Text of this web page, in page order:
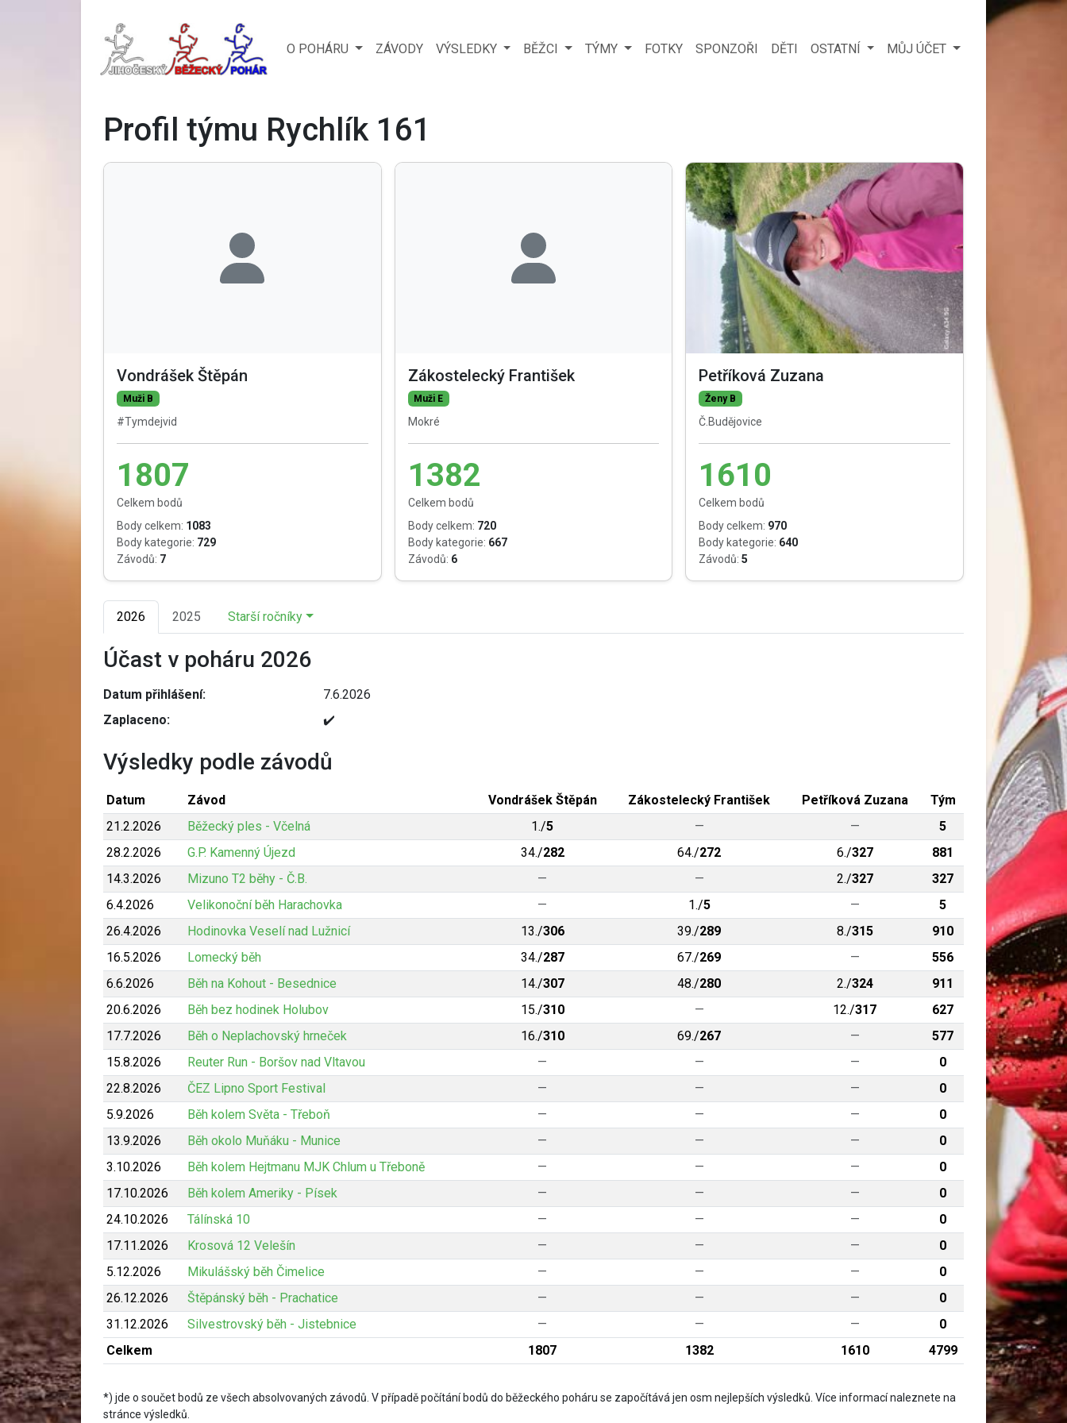
O POHÁRU ZÁVODY VÝSLEDKY BĚŽCI TÝMY FOTKY SPONZOŘI DĚTI OSTATNÍ MŮJ ÚČET
Profil týmu Rychlík 161
Vondrášek Štěpán
Muži B
#Tymdejvid
1807
Celkem bodů
Body celkem: 1083
Body kategorie: 729
Závodů: 7
Zákostelecký František
Muži E
Mokré
1382
Celkem bodů
Body celkem: 720
Body kategorie: 667
Závodů: 6
Petříková Zuzana
Ženy B
Č.Budějovice
1610
Celkem bodů
Body celkem: 970
Body kategorie: 640
Závodů: 5
2026 2025 Starší ročníky
Účast v poháru 2026
Datum přihlášení:
7.6.2026
Zaplaceno:
✔️
Výsledky podle závodů
Datum Závod Vondrášek Štěpán Zákostelecký František Petříková Zuzana
Tým
21.2.2026
Běžecký ples - Včelná 1./5 — —
5
28.2.2026
G.P. Kamenný Újezd 34./282 64./272 6./327
881
14.3.2026
Mizuno T2 běhy - Č.B. — — 2./327
327
6.4.2026
Velikonoční běh Harachovka — 1./5 —
5
26.4.2026
Hodinovka Veselí nad Lužnicí 13./306 39./289 8./315
910
16.5.2026
Lomecký běh 34./287 67./269 —
556
6.6.2026
Běh na Kohout - Besednice 14./307 48./280 2./324
911
20.6.2026
Běh bez hodinek Holubov 15./310 — 12./317
627
17.7.2026
Běh o Neplachovský hrneček 16./310 69./267 —
577
15.8.2026
Reuter Run - Boršov nad Vltavou — — —
0
22.8.2026
ČEZ Lipno Sport Festival — — —
0
5.9.2026
Běh kolem Světa - Třeboň — — —
0
13.9.2026
Běh okolo Muňáku - Munice — — —
0
3.10.2026
Běh kolem Hejtmanu MJK Chlum u Třeboně — — —
0
17.10.2026
Běh kolem Ameriky - Písek — — —
0
24.10.2026
Tálínská 10 — — —
0
17.11.2026
Krosová 12 Velešín — — —
0
5.12.2026
Mikulášský běh Čimelice — — —
0
26.12.2026
Štěpánský běh - Prachatice — — —
0
31.12.2026
Silvestrovský běh - Jistebnice — — —
0
Celkem
1807 1382 1610 4799
*) jde o součet bodů ze všech absolvovaných závodů. V případě počítání bodů do běžeckého poháru se započítává jen osm nejlepších výsledků. Více informací naleznete na
stránce výsledků.